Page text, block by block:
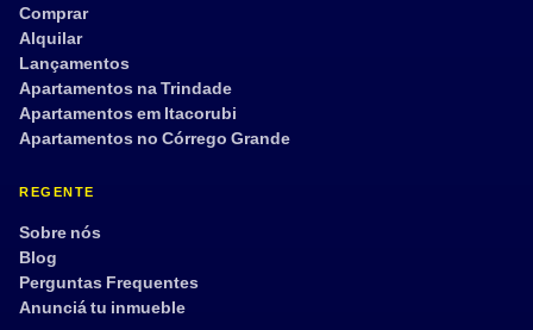
Comprar
Alquilar
Lançamentos
Apartamentos na Trindade
Apartamentos em Itacorubi
Apartamentos no Córrego Grande
REGENTE
Sobre nós
Blog
Perguntas Frequentes
Anunciá tu inmueble